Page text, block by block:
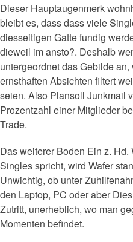
Dieser Hauptaugenmerk
bleibt es, dass dass viele
diesseitigen Gatte fundig
dieweil im ansto?. Deshalb
untergeordnet das Gebilde
ernsthaften Absichten filtert
seien. Also Plansoll Junkmail
Prozentzahl einer Mitglieder
Trade.
Das weiterer Boden Ein z.
Singles spricht, wird Wafer
Unwichtig, ob unter
den Laptop, PC oder aber
Zutritt, unerheblich, wo man
Momenten befindet.